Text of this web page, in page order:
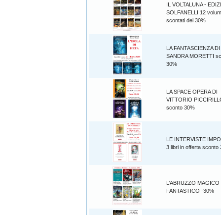
IL VOLTALUNA -
SOLFANELLI 12
scontati del 30%
LA FANTASCIENZA DI
SANDRA MORETTI
30%
LA SPACE OPERA DI
VITTORIO
sconto 30%
LE INTERVISTE
3 libri in offerta sconto
L’ABRUZZO MAGICO
FANTASTICO -30%